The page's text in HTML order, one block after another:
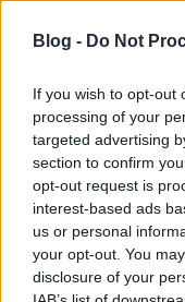
Blog - Do Not
If you wish to opt-out
processing of your
targeted advertising
section to confirm
opt-out request is
interest-based ads
us or personal
your opt-out. You
disclosure of your
Harsányi Gábor -
(valószínűleg a
Hevér Gábor -
Hujber Ferenc -
Magneto
Bogdányi
Láng Balázs -